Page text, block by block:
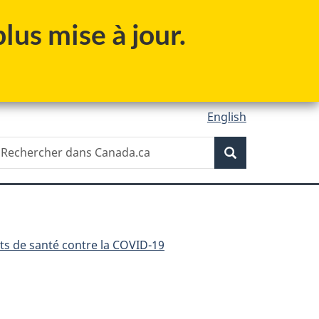
mise à jour.
English
Recherche
de santé contre la COVID-19